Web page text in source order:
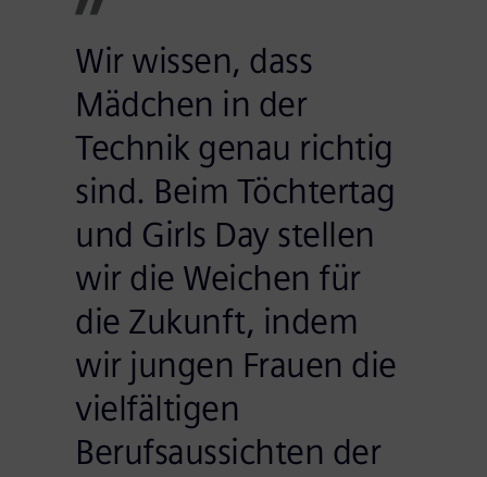
Wir wissen, dass
Mädchen in der
Technik genau richtig
sind. Beim Töchtertag
und Girls Day stellen
wir die Weichen für
die Zukunft, indem
wir jungen Frauen die
vielfältigen
Berufsaussichten der